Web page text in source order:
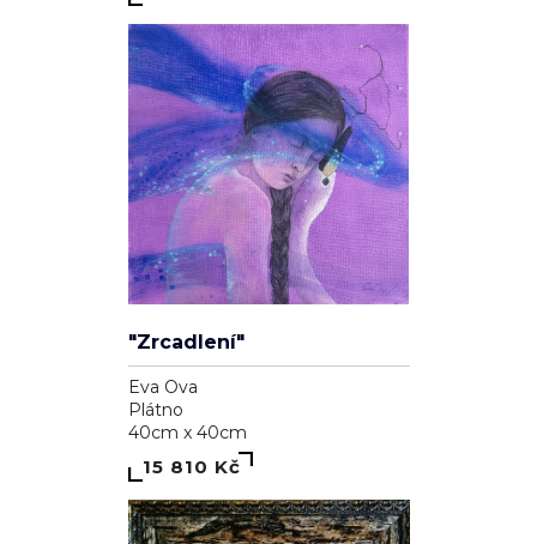
"Zrcadlení"
Eva Ova
Plátno
40cm x 40cm
15 810 Kč